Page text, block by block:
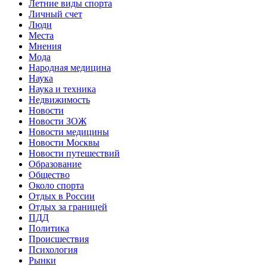
Летние виды спорта
Личный счет
Люди
Места
Мнения
Мода
Народная медицина
Наука
Наука и техника
Недвижимость
Новости
Новости ЗОЖ
Новости медицины
Новости Москвы
Новости путешествий
Образование
Общество
Около спорта
Отдых в России
Отдых за границей
ПДД
Политика
Происшествия
Психология
Рынки